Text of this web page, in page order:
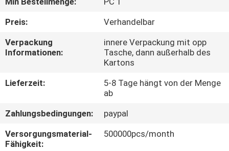
QUALITÄTSKONTROLLE
TRETEN
MIT
IN
VERBINDUNG
Preis:
Verhandelbar
Verpackung
Informationen:
innere Verpackung mit opp
Tasche, dann außerhalb des
Kartons
Lieferzeit:
5-8 Tage hängt von der Menge
ab
Zahlungsbedingungen:
paypal
Versorgungsmaterial-
Fähigkeit:
500000pcs/month